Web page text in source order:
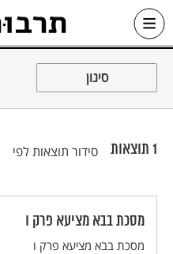
Skip
כל האתר
סינון
1 תוצאות סידור תוצאות לפי
מסכת בבא מציעא פרק ו
מסכת בבא מציעא פרק ו